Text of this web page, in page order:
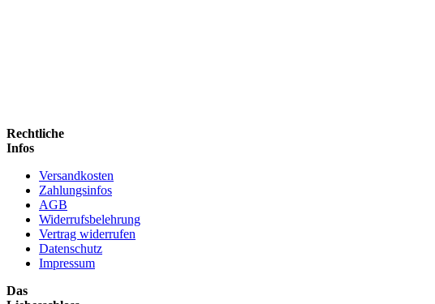
Rechtliche
Infos
Versandkosten
Zahlungsinfos
AGB
Widerrufsbelehrung
Vertrag widerrufen
Datenschutz
Impressum
Das